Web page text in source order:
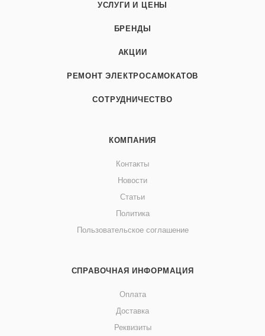
УСЛУГИ И ЦЕНЫ
БРЕНДЫ
АКЦИИ
РЕМОНТ ЭЛЕКТРОСАМОКАТОВ
СОТРУДНИЧЕСТВО
КОМПАНИЯ
Контакты
Новости
Статьи
Политика
Пользовательское соглашение
СПРАВОЧНАЯ ИНФОРМАЦИЯ
Оплата
Доставка
Реквизиты